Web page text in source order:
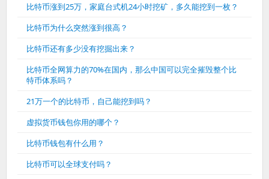
比特币涨到25万，家庭台式机24小时挖矿，多久能挖到一枚？
比特币为什么突然涨到很高？
比特币还有多少没有挖掘出来？
比特币全网算力的70%在国内，那么中国可以完全摧毁整个比
特币体系吗？
21万一个的比特币，自己能挖到吗？
虚拟货币钱包你用的哪个？
比特币钱包有什么用？
比特币可以全球支付吗？